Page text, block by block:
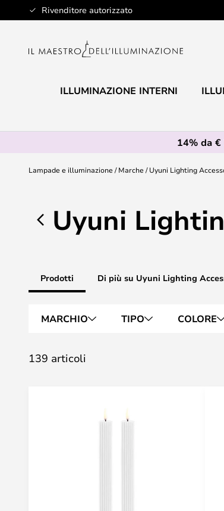
Rivenditore autorizzato
Salta
al
ILLUMINAZIONE INTERNI
14% da €
Lampade e illuminazione Marche Uyuni Lighting
Uyuni
Prodotti Di più su Uyuni Lighting
MARCHIO TIPO COLORE
139 articoli